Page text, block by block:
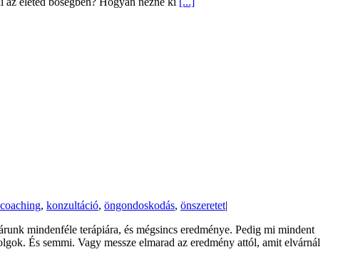
coaching, konzultáció, öngondoskodás, önszeretet|
mindenféle terápiára, és mégsincs eredménye. Pedig mi mindent
És semmi. Vagy messze elmarad az eredmény attól, amit elvárnál